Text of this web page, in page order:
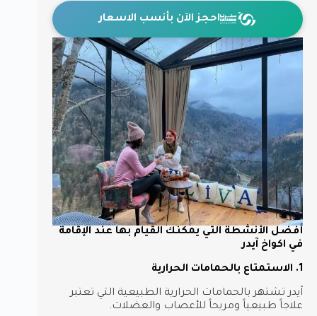
احجز الآن بأنسب الاسعار
أفضل الأنشطة التي يمكنك القيام بها عند الإقامة
في اكواخ آيدر
1. الاستمتاع بالحمامات الحرارية
آيدر تشتهر بالحمامات الحرارية الطبيعية التي تعتبر
علاجاً طبيعياً ومريحاً للأعصاب والعضلات.